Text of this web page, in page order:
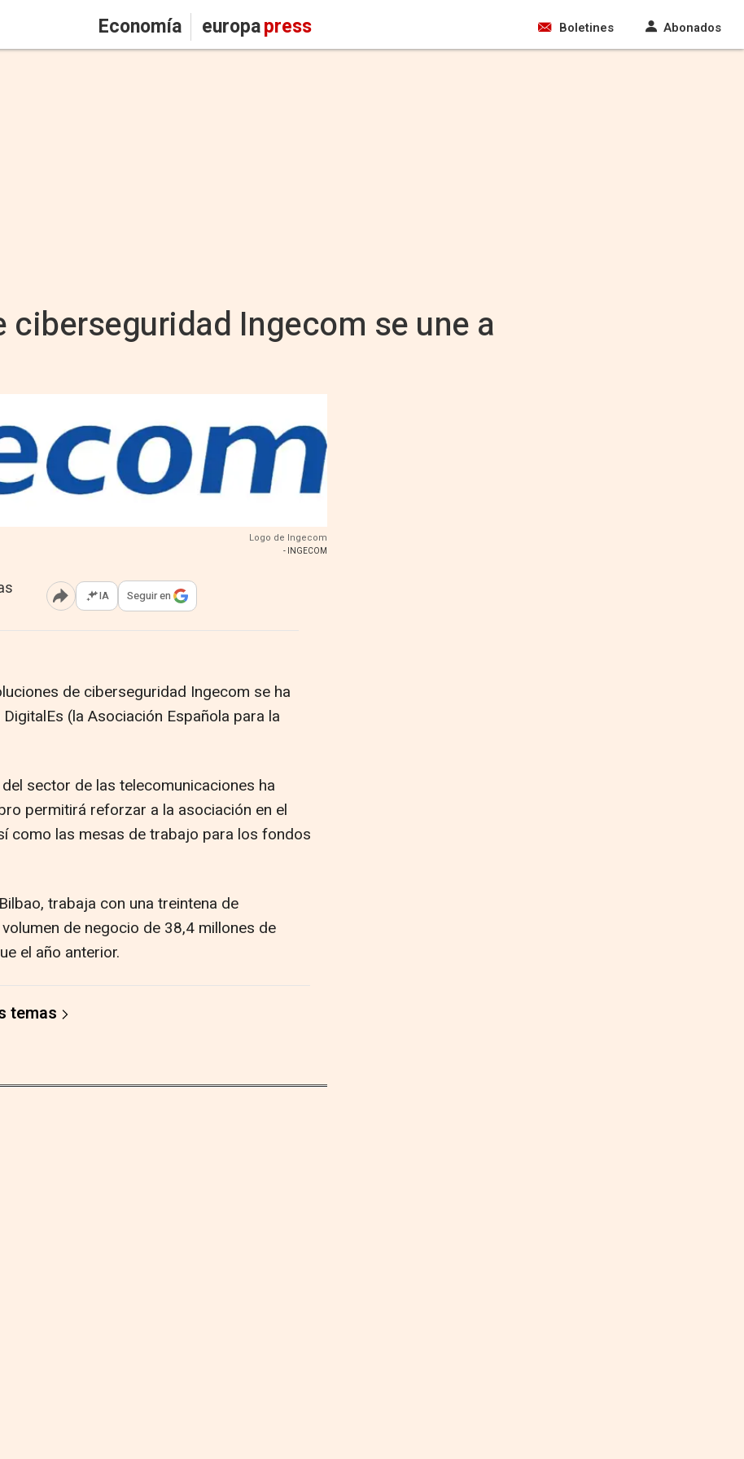
Economía europapress Boletines Abonados
ciberseguridad Ingecom se une a
Logo de Ingecom
- INGECOM
Abrir opciones para compartir
IA Seguir en
de ciberseguridad Ingecom se ha
(la Asociación Española para la
sector de las telecomunicaciones ha
permitirá reforzar a la asociación en el
como las mesas de trabajo para los fondos
trabaja con una treintena de
de negocio de 38,4 millones de
el año anterior.
temas